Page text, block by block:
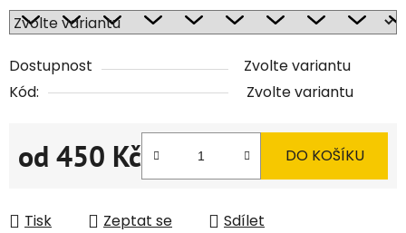
Dostupnost
Zvolte variantu
Kód:
Zvolte variantu
od 450 Kč DO KOŠÍKU
Tisk Zeptat se Sdílet